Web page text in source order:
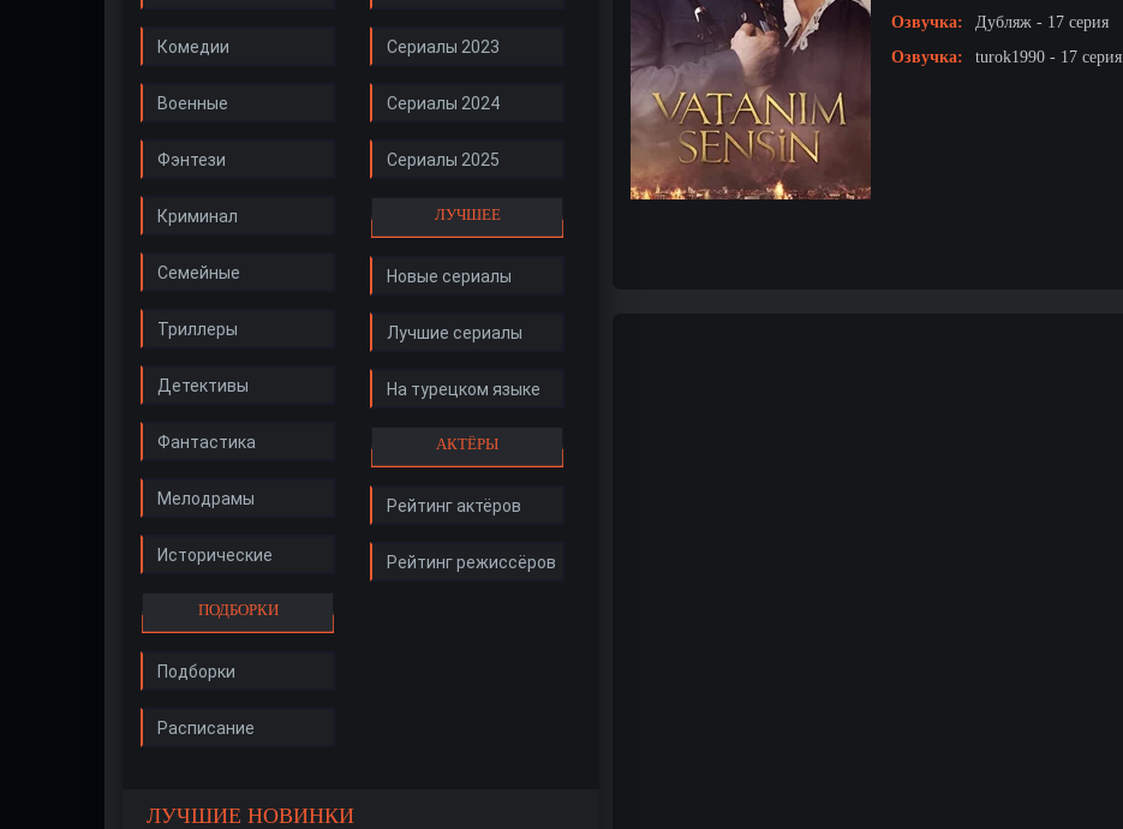
Комедии
Военные
Фэнтези
Криминал
Семейные
Триллеры
Детективы
Фантастика
Мелодрамы
Исторические
ПОДБОРКИ
Подборки
Расписание
Сериалы 2023
Сериалы 2024
Сериалы 2025
ЛУЧШЕЕ
Новые сериалы
Лучшие сериалы
На турецком языке
АКТЁРЫ
Рейтинг актёров
Рейтинг режиссёров
ЛУЧШИЕ НОВИНКИ
Озвучка:
Дубляж - 17 серия
Озвучка:
turok1990 - 17 серия